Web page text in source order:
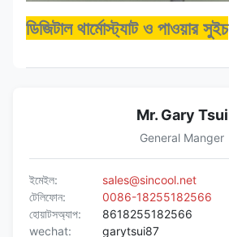
ডিজিটাল থার্মোস্ট্যাট ও পাওয়ার সুইচ
Mr. Gary Tsui
General Manger
ইমেইল:
sales@sincool.net
টেলিফোন:
0086-18255182566
হোয়াটসঅ্যাপ:
8618255182566
wechat:
garytsui87